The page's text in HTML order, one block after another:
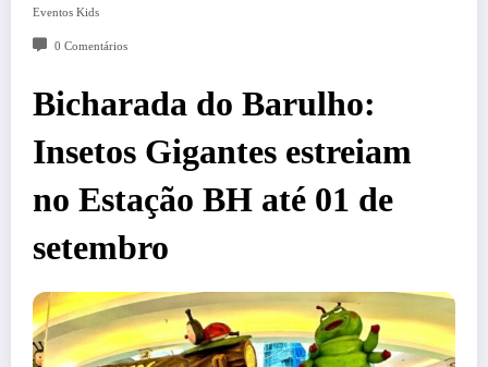
Eventos Kids
0 Comentários
Bicharada do Barulho:
Insetos Gigantes estreiam
no Estação BH até 01 de
setembro